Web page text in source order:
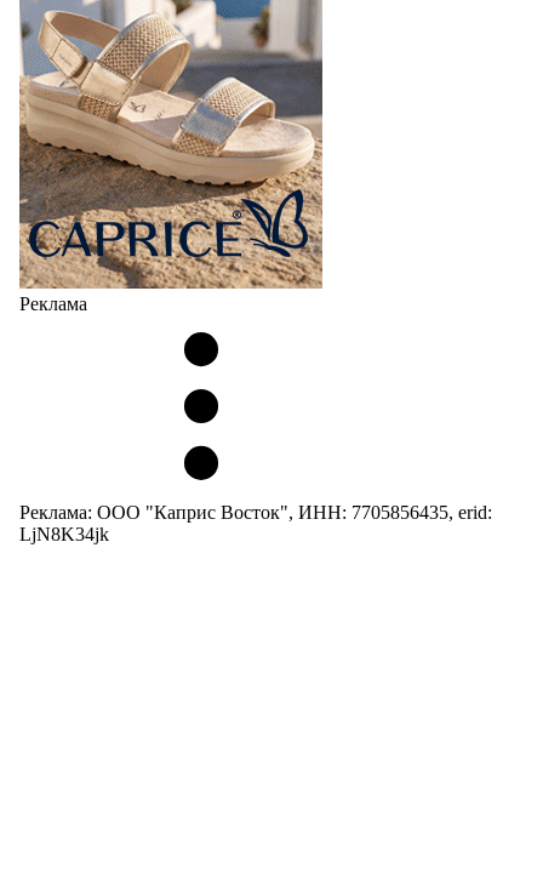
Реклама
Реклама: ООО "Каприс Восток", ИНН: 7705856435, erid:
LjN8K34jk